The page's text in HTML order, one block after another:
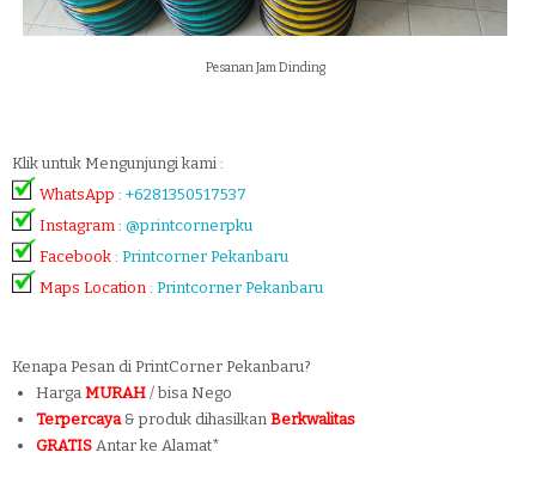
Pesanan Jam Dinding
Klik untuk Mengunjungi kami :
WhatsApp : +6281350517537
Instagram : @printcornerpku
Facebook : Printcorner Pekanbaru
Maps Location : Printcorner Pekanbaru
Kenapa Pesan di PrintCorner Pekanbaru?
Harga MURAH / bisa Nego
Terpercaya& produk dihasilkan Berkwalitas
GRATIS Antar ke Alamat*